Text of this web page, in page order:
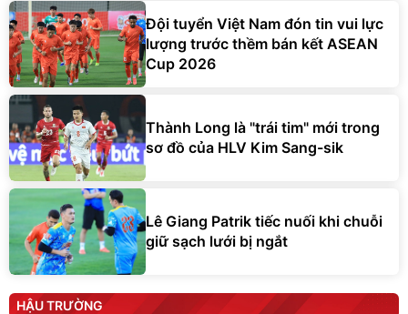
Đội tuyển Việt Nam đón tin vui lực
lượng trước thềm bán kết ASEAN
Cup 2026
Thành Long là "trái tim" mới trong
sơ đồ của HLV Kim Sang-sik
Lê Giang Patrik tiếc nuối khi chuỗi
giữ sạch lưới bị ngắt
HẬU TRƯỜNG